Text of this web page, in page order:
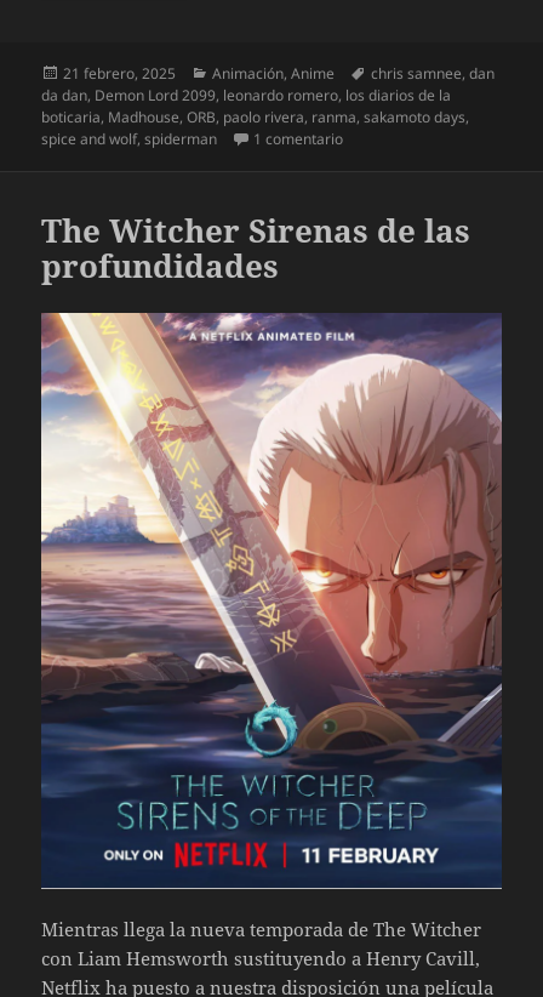
Publicado
el
21 febrero, 2025 Categorías
Animación,Anime Etiquetas
chris samnee,dan
da dan, Demon Lord 2099, leonardo romero, los diarios de la
boticaria, Madhouse,ORB, paolo rivera, ranma,sakamoto days,
spice and wolf,spiderman 1 comentarioen Las nuevas series
The Witcher Sirenas de las
profundidades
Mientras llega la nueva temporada de The Witcher
con Liam Hemsworth sustituyendo a Henry Cavill,
Netflix ha puesto a nuestra disposición una película